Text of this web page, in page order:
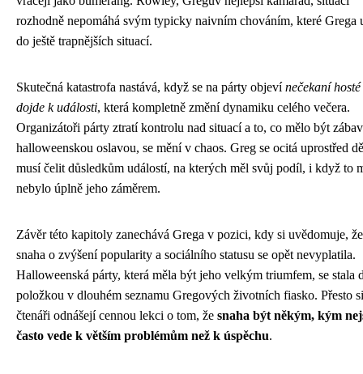
rozhodně nepomáhá svým typicky naivním chováním, které Grega
do ještě trapnějších situací.
Skutečná katastrofa nastává, když se na párty objevínečekaní
dojde k události, která kompletně změní dynamiku celého večera.
Organizátoři párty ztratí kontrolu nad situací a to, co mělo být
halloweenskou oslavou, se mění v chaos. Greg se ocitá uprostřed
musí čelit důsledkům událostí, na kterých měl svůj podíl, i když to
nebylo úplně jeho záměrem.
Závěr této kapitoly zanechává Grega v pozici, kdy si uvědomuje,
snaha o zvýšení popularity a sociálního statusu se opět nevyplatila.
Halloweenská párty, která měla být jeho velkým triumfem, se stala
položkou v dlouhém seznamu Gregových životních fiasko. Přesto si
čtenáři odnášejí cennou lekci o tom, že snaha být někým, kým
často vede k větším problémům než k úspěchu.